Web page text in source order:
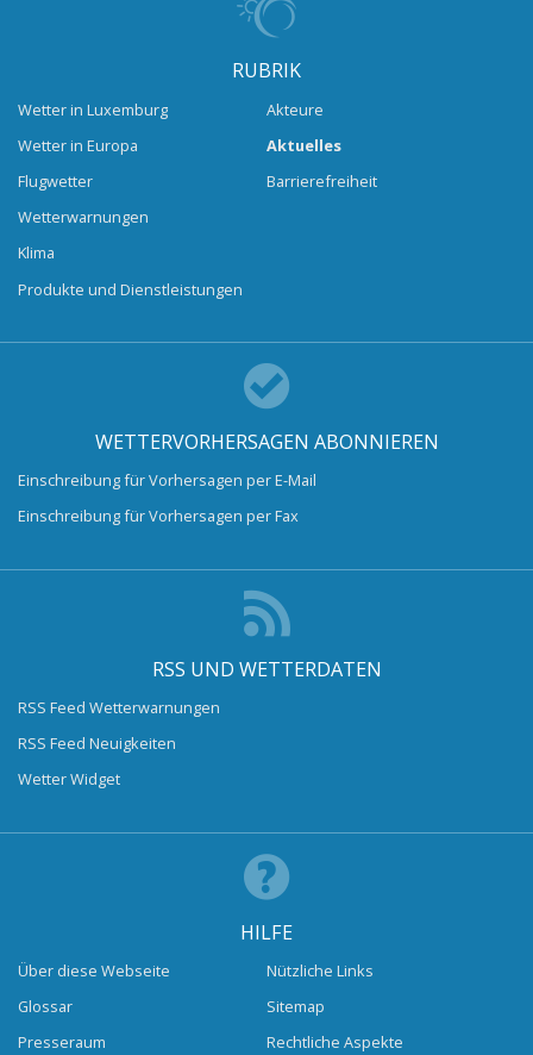
RUBRIK
Wetter in Luxemburg
Wetter in Europa
Flugwetter
Wetterwarnungen
Klima
Produkte und Dienstleistungen
Akteure
Aktuelles
Barrierefreiheit
WETTERVORHERSAGEN ABONNIEREN
Einschreibung für Vorhersagen per E-Mail
Einschreibung für Vorhersagen per Fax
RSS UND WETTERDATEN
RSS Feed Wetterwarnungen
RSS Feed Neuigkeiten
Wetter Widget
HILFE
Über diese Webseite
Glossar
Presseraum
Nützliche Links
Sitemap
Rechtliche Aspekte